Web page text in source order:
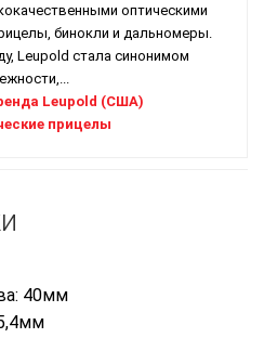
оптическими
бинокли и дальномеры.
Leupold стала синонимом
Leupold (США)
прицелы
40мм